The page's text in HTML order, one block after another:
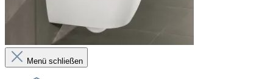
Menü schließen